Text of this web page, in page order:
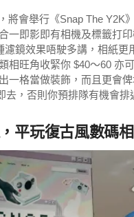
會舉行《Snap The Y2K
即影即有相機及標籤打
鏡效果唔駛多講，相紙更
相旺角收緊你 $40～60 亦
一格當做裝飾，而且更會
，否則你預排隊有機會排
平玩復古風數碼